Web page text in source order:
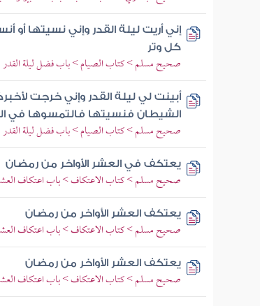
إني أريت ليلة القدر وإني نسيتها أو
كل وتر
صحيح مسلم > كتاب الصيام > باب فضل ليلة القدر
أبينت لي ليلة القدر وإني خرجت
الشيطان فنسيتها فالتمسوها في
صحيح مسلم > كتاب الصيام > باب فضل ليلة القدر
يعتكف في العشر الأواخر من رمضان
صحيح مسلم > كتاب الاعتكاف > باب اعتكاف
يعتكف العشر الأواخر من رمضان
صحيح مسلم > كتاب الاعتكاف > باب اعتكاف
يعتكف العشر الأواخر من رمضان
صحيح مسلم > كتاب الاعتكاف > باب اعتكاف